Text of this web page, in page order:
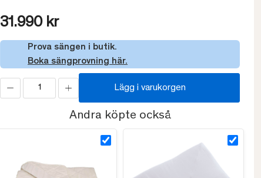
31.990 kr
Prova sängen i butik.
Boka sängprovning här.
Lägg i varukorgen
Andra köpte också